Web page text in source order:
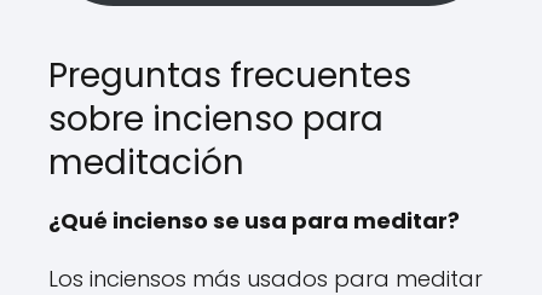
Preguntas frecuentes
sobre incienso para
meditación
¿Qué incienso se usa para meditar?
Los inciensos más usados para meditar